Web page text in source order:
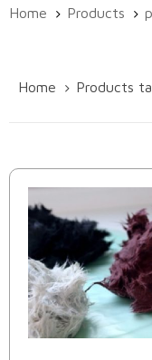
Home Products
Home Products